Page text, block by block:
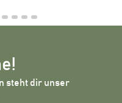
steht dir unser